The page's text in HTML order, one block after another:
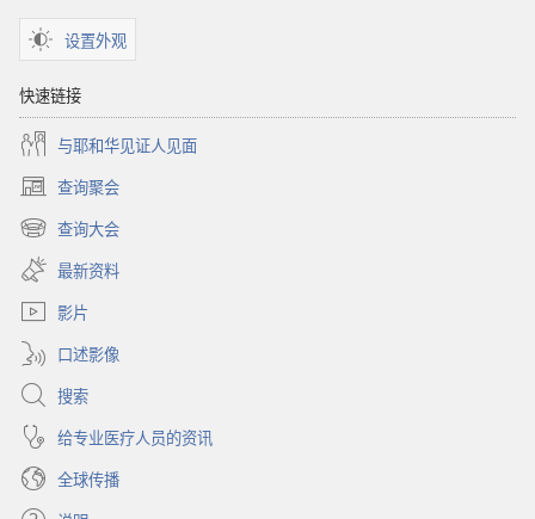
设置外观
快速链接
与耶和华见证人见面
查询聚会
（打
开
新
窗
口）
查询大会
（打
开
新
窗
最新资料
影片
口述影像
搜索
给专业医疗人员的资讯
全球传播